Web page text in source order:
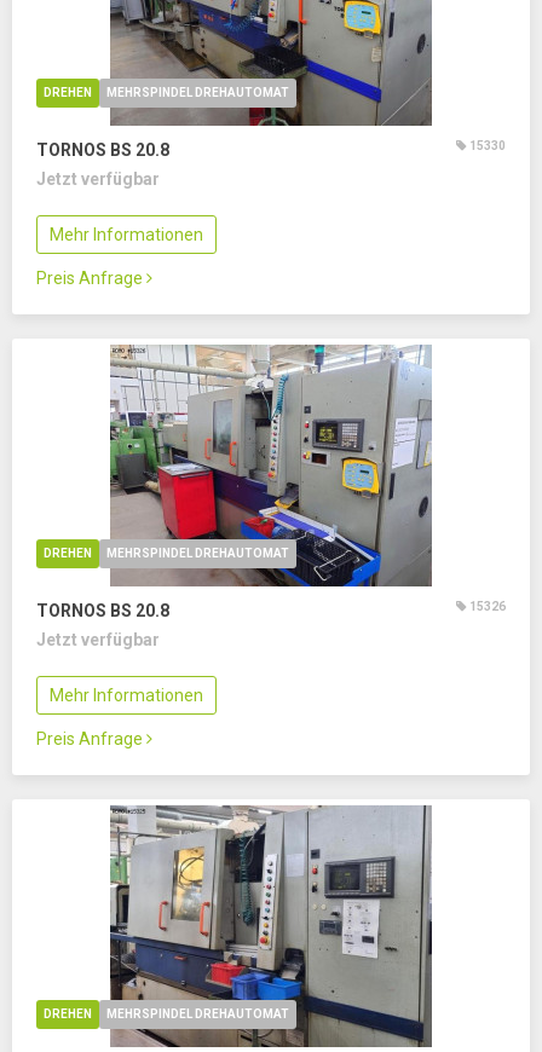
DREHEN MEHRSPINDEL DREHAUTOMAT
TORNOS BS 20.8 15330
Jetzt verfügbar
Mehr Informationen
Preis Anfrage
DREHEN MEHRSPINDEL DREHAUTOMAT
TORNOS BS 20.8 15326
Jetzt verfügbar
Mehr Informationen
Preis Anfrage
DREHEN MEHRSPINDEL DREHAUTOMAT